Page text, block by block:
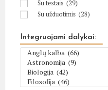
Su testais (29)
Su užduotimis (28)
Integruojami dalykai: